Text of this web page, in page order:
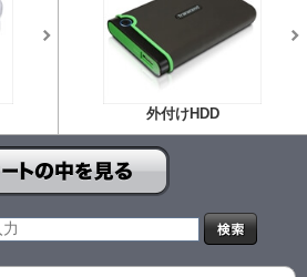
外付けHDD